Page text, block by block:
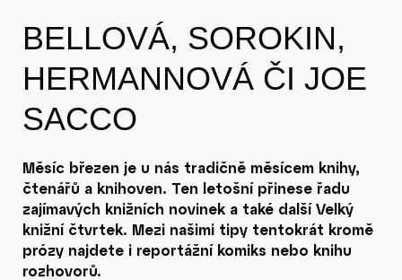
BELLOVÁ, SOROKIN,
HERMANNOVÁ ČI JOE
SACCO
Měsíc březen je u nás tradičně měsícem knihy,
čtenářů a knihoven. Ten letošní přinese řadu
zajímavých knižních novinek a také další Velký
knižní čtvrtek. Mezi našimi tipy tentokrát kromě
prózy najdete i reportážní komiks nebo knihu
rozhovorů.